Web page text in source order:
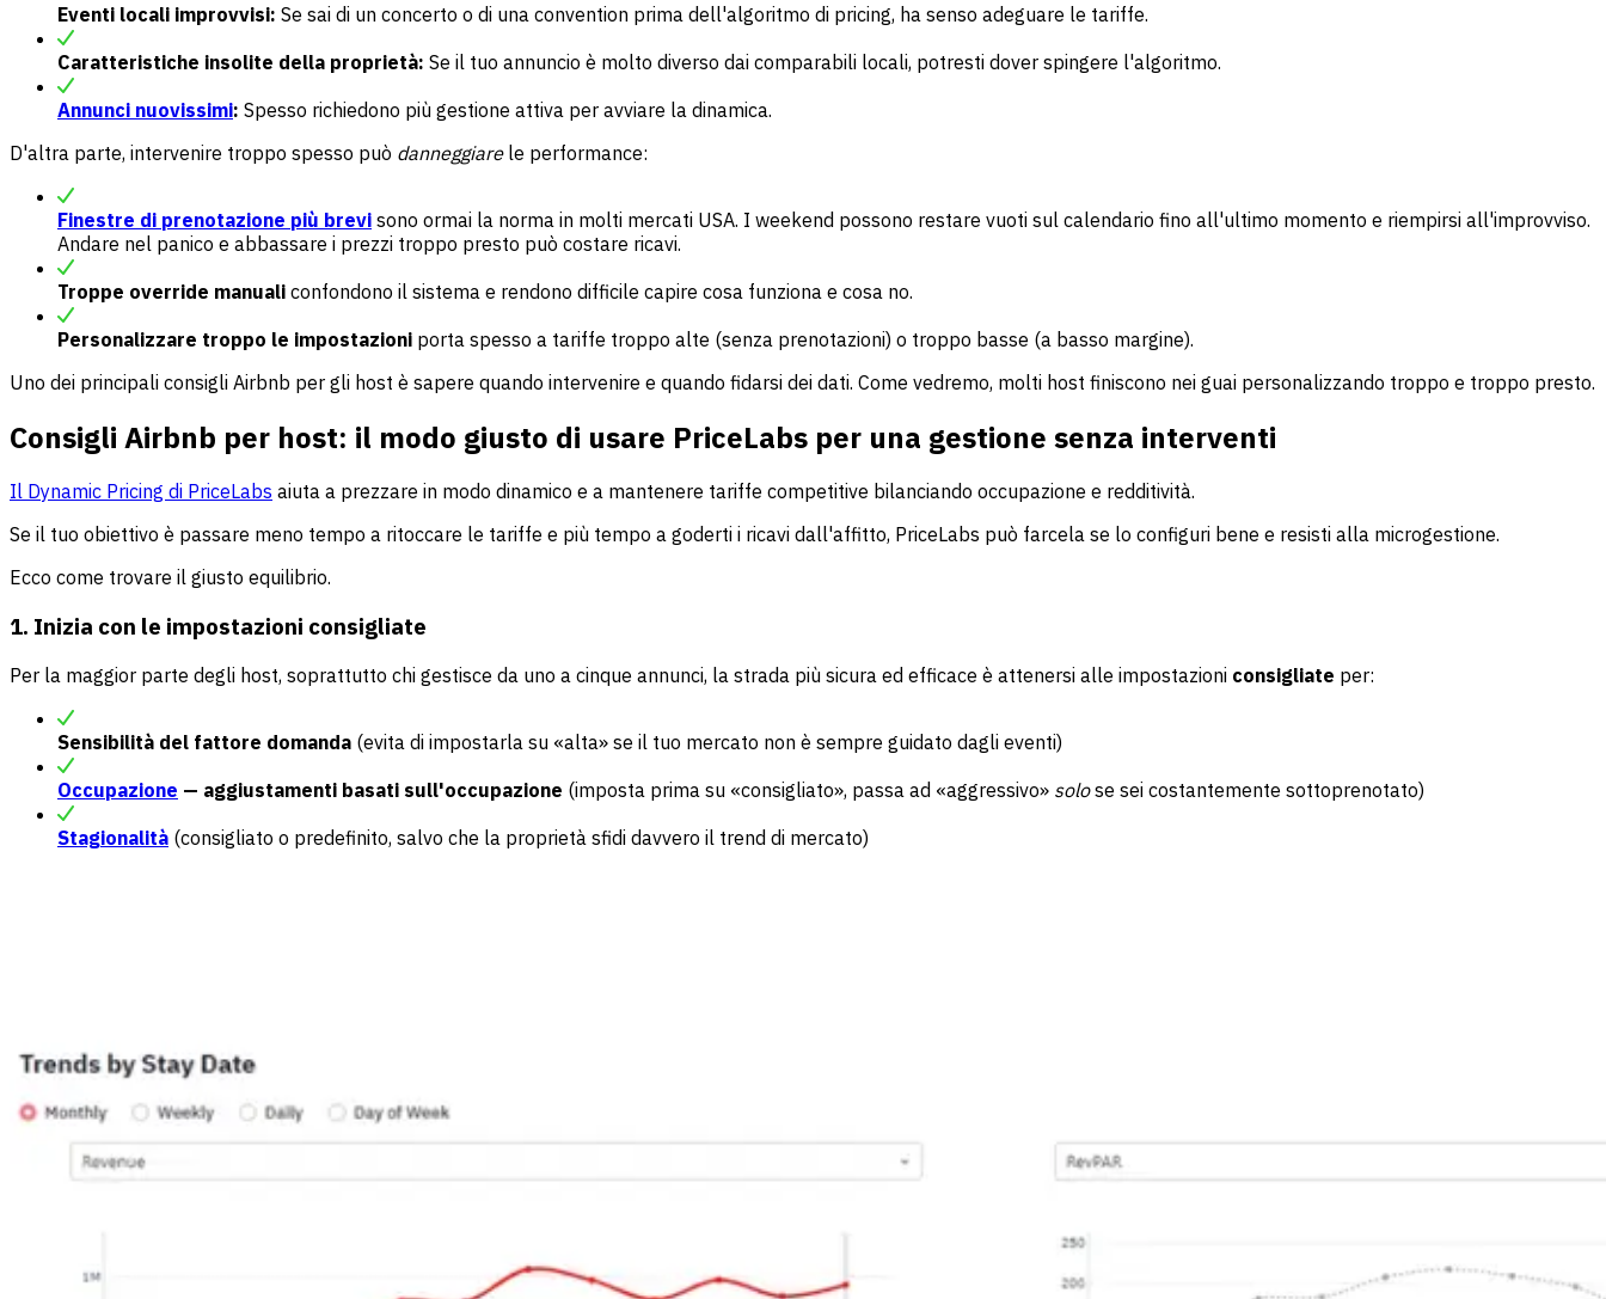
Eventi locali improvvisi: Se sai di un concerto o di una convention prima dell'algoritmo di pricing, ha senso adeguare le tariffe.
Caratteristiche insolite della proprietà: Se il tuo annuncio è molto diverso dai comparabili locali, potresti dover spingere l'algoritmo.
Annunci nuovissimi: Spesso richiedono più gestione attiva per avviare la dinamica.
D'altra parte, intervenire troppo spesso può danneggiarele performance:
Finestre di prenotazione più brevi sono ormai la norma in molti mercati USA. I weekend possono restare vuoti sul calendario fino all'ultimo momento e riempirsi all'improvviso.
Andare nel panico e abbassare i prezzi troppo presto può costare ricavi.
Troppe override manuali confondono il sistema e rendono difficile capire cosa funziona e cosa no.
Personalizzare troppo le impostazioni porta spesso a tariffe troppo alte (senza prenotazioni) o troppo basse (a basso margine).
Uno dei principali consigli Airbnb per gli host è sapere quando intervenire e quando fidarsi dei dati. Come vedremo, molti host finiscono nei guai personalizzando troppo e troppo presto.
Consigli Airbnb per host: il modo giusto di usare PriceLabs per una gestione senza interventi
Il Dynamic Pricing di PriceLabs aiuta a prezzare in modo dinamico e a mantenere tariffe competitive bilanciando occupazione e redditività.
Se il tuo obiettivo è passare meno tempo a ritoccare le tariffe e più tempo a goderti i ricavi dall'affitto, PriceLabs può farcela se lo configuri bene e resisti alla microgestione.
Ecco come trovare il giusto equilibrio.
1. Inizia con le impostazioni consigliate
Per la maggior parte degli host, soprattutto chi gestisce da uno a cinque annunci, la strada più sicura ed efficace è attenersi alle impostazioni consigliate per:
Sensibilità del fattore domanda (evita di impostarla su «alta» se il tuo mercato non è sempre guidato dagli eventi)
Occupazione — aggiustamenti basati sull'occupazione (imposta prima su «consigliato», passa ad «aggressivo» solose sei costantemente sottoprenotato)
Stagionalità (consigliato o predefinito, salvo che la proprietà sfidi davvero il trend di mercato)